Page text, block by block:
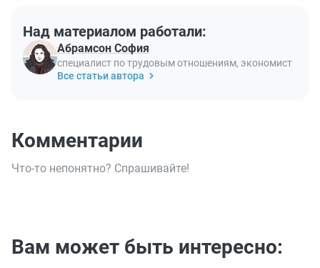
Над материалом работали:
Абрамсон София
специалист по трудовым отношениям, экономист
Все статьи автора
Комментарии
Что-то непонятно? Спрашивайте!
Вам может быть интересно: